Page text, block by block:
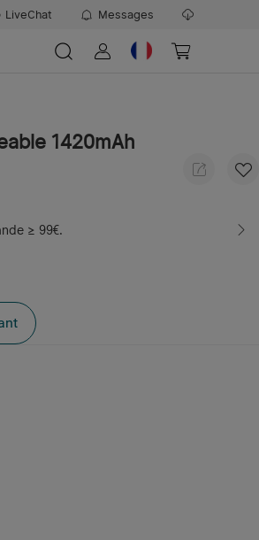
LiveChat Messages
1420mAh
≥ 99€.